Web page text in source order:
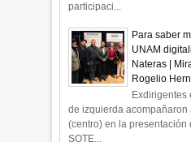
participaci...
Para saber
UNAM
Nateras |
Rogelio
Exdirigentes
de izquierda acompañaron
(centro) en la presentación
SOTE...